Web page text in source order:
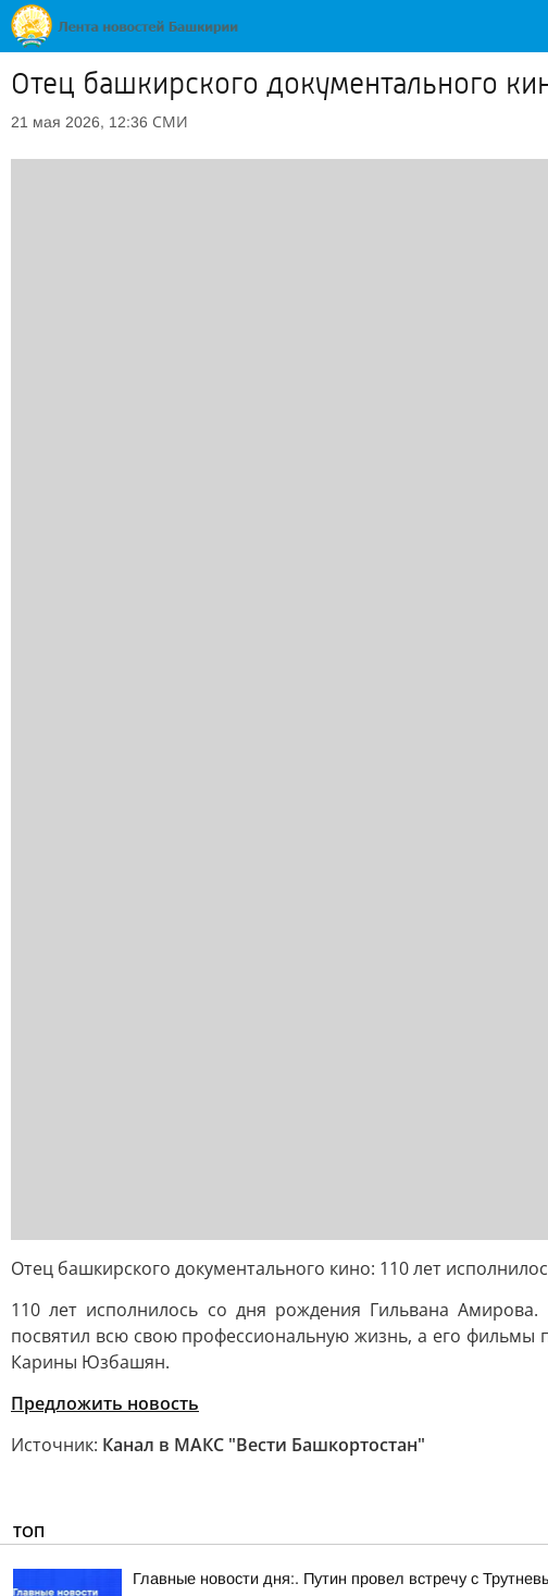
Отец башкирского документального
21 мая 2026, 12:36 СМИ
Отец башкирского документального кино: 110 лет
110 лет исполнилось со дня рождения Гильвана
посвятил всю свою профессиональную жизнь, а его
Карины Юзбашян.
Предложить новость
Источник: Канал в МАКС "Вести Башкортостан"
ТОП
Главные новости дня:. Путин провел встречу с